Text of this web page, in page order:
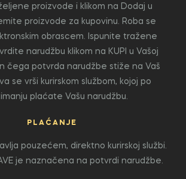
proizvode i klikom na Dodaj u
proizvode za kupovinu. Roba se
obrascem. Ispunite tražene
narudžbu klikom na KUPI u Vašoj
čega potvrda narudžbe stiže na Vaš
se vrši kurirskom službom, kojoj po
plaćate Vašu narudžbu.
PLAĆANJE
pouzećem, direktno kurirskoj službi.
je naznačena na potvrdi narudžbe.